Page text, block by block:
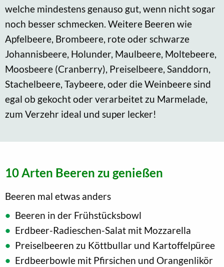
welche mindestens genauso gut, wenn nicht sogar
noch besser schmecken. Weitere Beeren wie
Apfelbeere, Brombeere, rote oder schwarze
Johannisbeere, Holunder, Maulbeere, Moltebeere,
Moosbeere (Cranberry), Preiselbeere, Sanddorn,
Stachelbeere, Taybeere, oder die Weinbeere sind
egal ob gekocht oder verarbeitet zu Marmelade,
zum Verzehr ideal und super lecker!
10 Arten Beeren zu genießen
Beeren mal etwas anders
Beeren in der Frühstücksbowl
Erdbeer-Radieschen-Salat mit Mozzarella
Preiselbeeren zu Köttbullar und Kartoffelpüree
Erdbeerbowle mit Pfirsichen und Orangenlikör